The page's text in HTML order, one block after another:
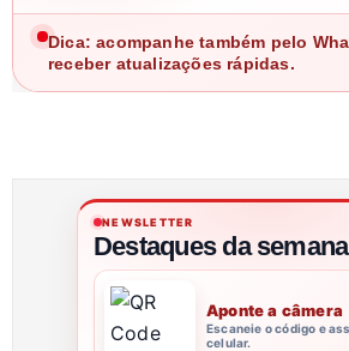
Dica: acompanhe também pelo
receber atualizações rápidas.
NEWSLETTER
Destaques da semana
Aponte a câmera
Escaneie o código e
celular.